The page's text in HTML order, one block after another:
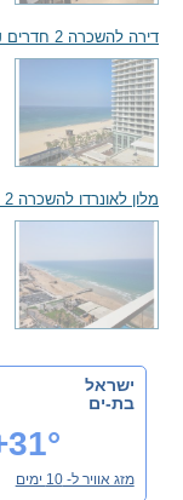
דירה להשכרה 2 חדרים 6,000₪ בחודש
מלון לאונרדו להשכרה 2 חדרים 6,500₪ בחודש
ישראל
בת-ים
מזג אוויר ל- 10 ימים